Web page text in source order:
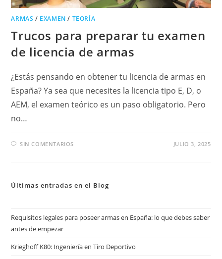
ARMAS / EXAMEN / TEORÍA
Trucos para preparar tu examen
de licencia de armas
¿Estás pensando en obtener tu licencia de armas en
España? Ya sea que necesites la licencia tipo E, D, o
AEM, el examen teórico es un paso obligatorio. Pero
no…
SIN COMENTARIOS JULIO 3, 2025
Últimas entradas en el Blog
Requisitos legales para poseer armas en España: lo que debes saber
antes de empezar
Krieghoff K80: Ingeniería en Tiro Deportivo